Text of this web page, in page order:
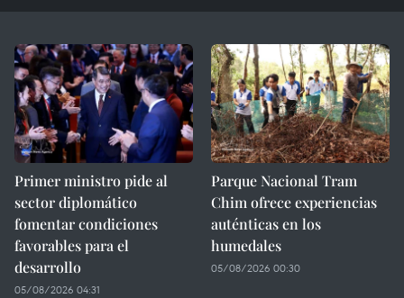
Primer ministro pide al
sector diplomático
fomentar condiciones
favorables para el
desarrollo
05/08/2026 04:31
Parque Nacional Tram
Chim ofrece experiencias
auténticas en los
humedales
05/08/2026 00:30